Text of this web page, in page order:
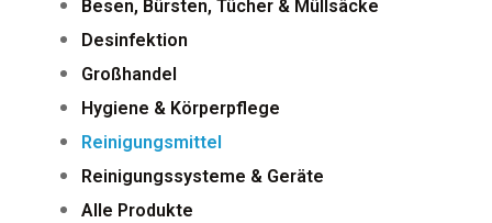
Besen, Bürsten, Tücher & Müllsäcke
Desinfektion
Großhandel
Hygiene & Körperpflege
Reinigungsmittel
Reinigungssysteme & Geräte
Alle Produkte